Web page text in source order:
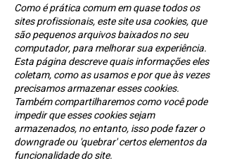
Como é prática comum em quase todos os
sites profissionais, este site usa cookies, que
são pequenos arquivos baixados no seu
computador, para melhorar sua experiência.
Esta página descreve quais informações eles
coletam, como as usamos e por que às vezes
precisamos armazenar esses cookies.
Também compartilharemos como você pode
impedir que esses cookies sejam
armazenados, no entanto, isso pode fazer o
downgrade ou 'quebrar' certos elementos da
funcionalidade do site.